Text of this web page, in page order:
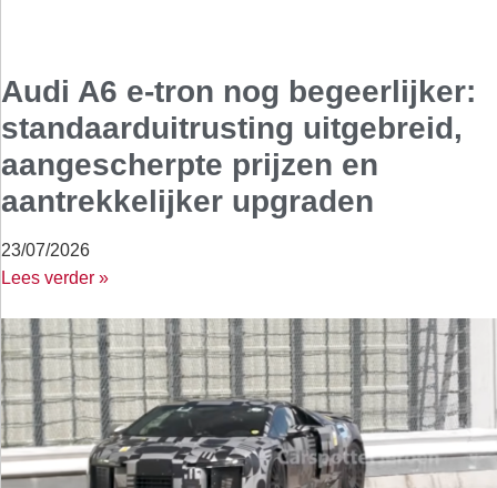
Audi A6 e-tron nog begeerlijker:
standaarduitrusting uitgebreid,
aangescherpte prijzen en
aantrekkelijker upgraden
23/07/2026
Lees verder »